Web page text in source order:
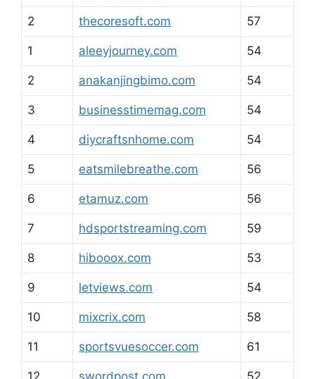
2 thecoresoft.com 57
1 aleeyjourney.com 54
2 anakanjingbimo.com 54
3 businesstimemag.com 54
4 diycraftsnhome.com 54
5 eatsmilebreathe.com 56
6 etamuz.com 56
7 hdsportstreaming.com 59
8 hibooox.com 53
9 letviews.com 54
10 mixcrix.com 58
11 sportsvuesoccer.com 61